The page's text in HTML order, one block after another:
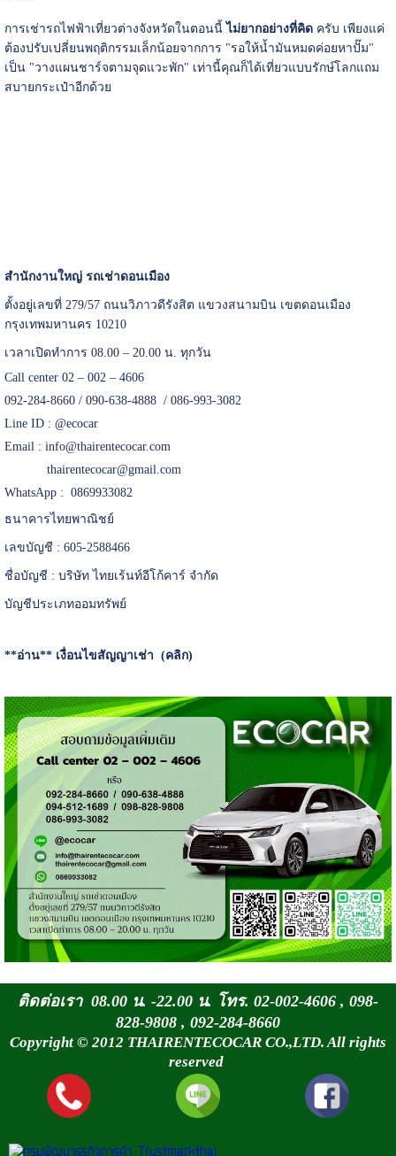
การเช่ารถไฟฟ้าเที่ยวต่างจังหวัดในตอนนี้ไม่ยากอย่างที่คิดครับ เพียงแค่
ต้องปรับเปลี่ยนพฤติกรรมเล็กน้อยจากการ "รอให้น้ำมันหมดค่อยหาปั๊ม"
เป็น "วางแผนชาร์จตามจุดแวะพัก" เท่านี้คุณก็ได้เที่ยวแบบรักษ์โลกแถม
สบายกระเป๋าอีกด้วย
สำนักงานใหญ่ รถเช่าดอนเมือง
ตั้งอยู่เลขที่ 279/57 ถนนวิภาวดีรังสิต แขวงสนามบิน เขตดอนเมือง
กรุงเทพมหานคร 10210
เวลาเปิดทำการ 08.00 – 20.00 น. ทุกวัน
Call center 02 – 002 – 4606
092-284-8660 / 090-638-4888 / 086-993-3082
Line ID : @ecocar
Email : info@thairentecocar.com
thairentecocar@gmail.com
WhatsApp : 0869933082
ธนาคารไทยพาณิชย์
เลขบัญชี : 605-2588466
ชื่อบัญชี : บริษัท ไทยเร้นท์อีโก้คาร์ จำกัด
บัญชีประเภทออมทรัพย์
**อ่าน** เงื่อนไขสัญญาเช่า (คลิก)
ติดต่อเรา 08.00 น. -22.00 น. โทร. 02-002-4606 , 098-
828-9808 , 092-284-8660
Copyright © 2012 THAIRENTECOCAR CO.,LTD. All rights
reserved